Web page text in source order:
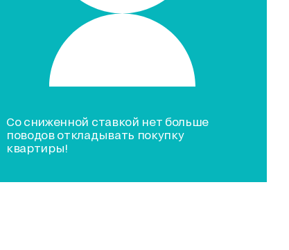
Со сниженной ставкой нет больше
поводов откладывать покупку
квартиры!